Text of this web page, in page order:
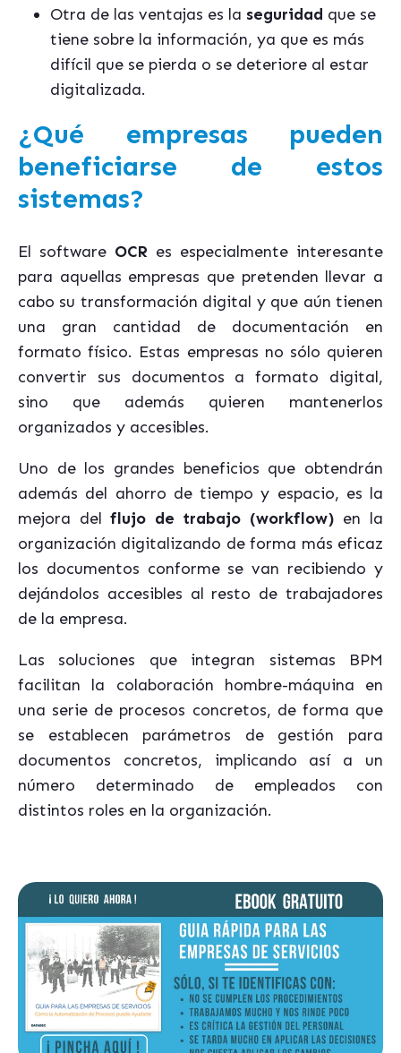
Otra de las ventajas es la seguridad que se
tiene sobre la información, ya que es más
difícil que se pierda o se deteriore al estar
digitalizada.
¿Qué empresas pueden
beneficiarse de estos
sistemas?
El software OCR es especialmente interesante
para aquellas empresas que pretenden llevar a
cabo su transformación digital y que aún tienen
una gran cantidad de documentación en
formato físico. Estas empresas no sólo quieren
convertir sus documentos a formato digital,
sino que además quieren mantenerlos
organizados y accesibles.
Uno de los grandes beneficios que obtendrán
además del ahorro de tiempo y espacio, es la
mejora delflujo de trabajo (workflow) en la
organización digitalizando de forma más eficaz
los documentos conforme se van recibiendo y
dejándolos accesibles al resto de trabajadores
de la empresa.
Las soluciones que integran sistemas BPM
facilitan la colaboración hombre-máquina en
una serie de procesos concretos, de forma que
se establecen parámetros de gestión para
documentos concretos, implicando así a un
número determinado de empleados con
distintos roles en la organización.